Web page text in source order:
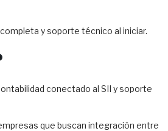
y soporte técnico al iniciar.
conectado al SII y soporte
que buscan integración entre